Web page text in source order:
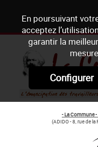
En poursuivant
acceptez
garantir la
Configurer
- La Commune
(ADIDO - 8, rue de